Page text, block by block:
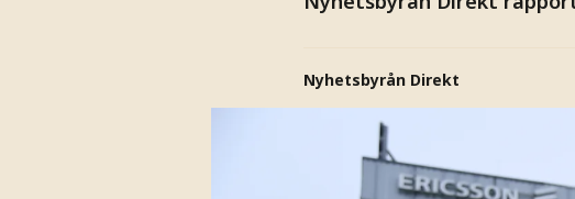
Nyhetsbyrån Direkt